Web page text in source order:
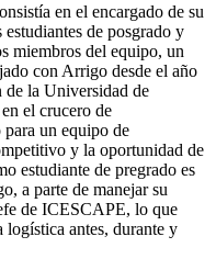
en el encargado de su
de posgrado y
miembros del equipo, un
con Arrigo desde el año
de la Universidad de
el crucero de
un equipo de
y la oportunidad de
estudiante de pregrado es
a parte de manejar su
de ICESCAPE, lo que
logística antes, durante y